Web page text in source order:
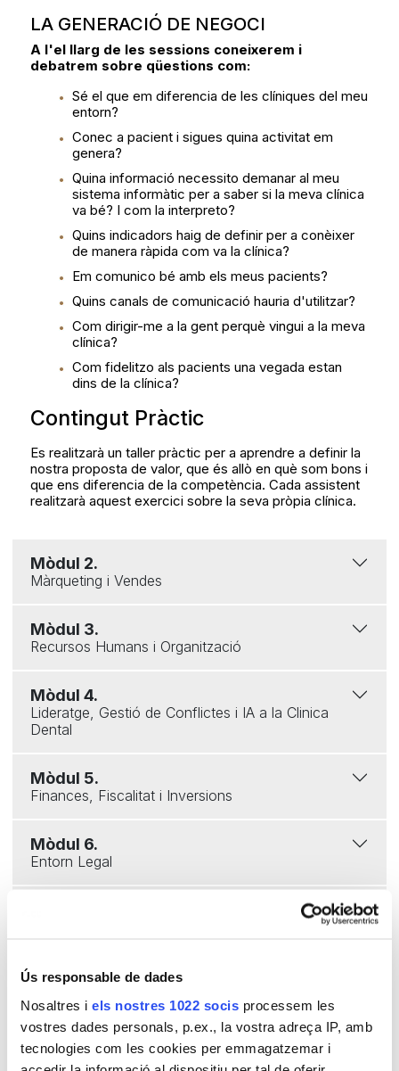
Ús responsable de dades
Nosaltres i els nostres 1022 socis processem les
vostres dades personals, p.ex., la vostra adreça IP, amb
tecnologies com les cookies per emmagatzemar i
LA GENERACIÓ DE NEGOCI
A l'el llarg de les sessions coneixerem i
debatrem sobre qüestions com:
Sé el que em diferencia de les clíniques del meu
entorn?
Conec a pacient i sigues quina activitat em
genera?
Quina informació necessito demanar al meu
sistema informàtic per a saber si la meva clínica
va bé? I com la interpreto?
Quins indicadors haig de definir per a conèixer
de manera ràpida com va la clínica?
Em comunico bé amb els meus pacients?
Quins canals de comunicació hauria d'utilitzar?
Com dirigir-me a la gent perquè vingui a la meva
clínica?
Com fidelitzo als pacients una vegada estan
dins de la clínica?
Contingut Pràctic
Es realitzarà un taller pràctic per a aprendre a definir la
nostra proposta de valor, que és allò en què som bons i
que ens diferencia de la competència. Cada assistent
realitzarà aquest exercici sobre la seva pròpia clínica.
Mòdul 2.
Màrqueting i Vendes
Mòdul 3.
Recursos Humans i Organització
Mòdul 4.
Lideratge, Gestió de Conflictes i IA a la Clinica
Dental
Mòdul 5.
Finances, Fiscalitat i Inversions
Mòdul 6.
Entorn Legal
CONEIX ALS PROFESSORS